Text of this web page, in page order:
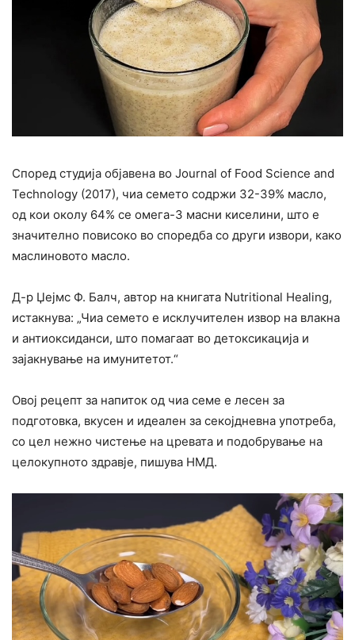
Според студија објавена во Journal of Food Science and
Technology (2017), чиа семето содржи 32-39% масло,
од кои околу 64% се омега-3 масни киселини, што е
значително повисоко во споредба со други извори, како
маслиновото масло.
Д-р Џејмс Ф. Балч, автор на книгата Nutritional Healing,
истакнува: „Чиа семето е исклучителен извор на влакна
и антиоксиданси, што помагаат во детоксикација и
зајакнување на имунитетот.“
Овој рецепт за напиток од чиа семе е лесен за
подготовка, вкусен и идеален за секојдневна употреба,
со цел нежно чистење на цревата и подобрување на
целокупното здравје, пишува НМД.